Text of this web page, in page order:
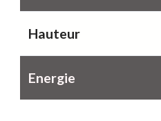
Hauteur
Energie